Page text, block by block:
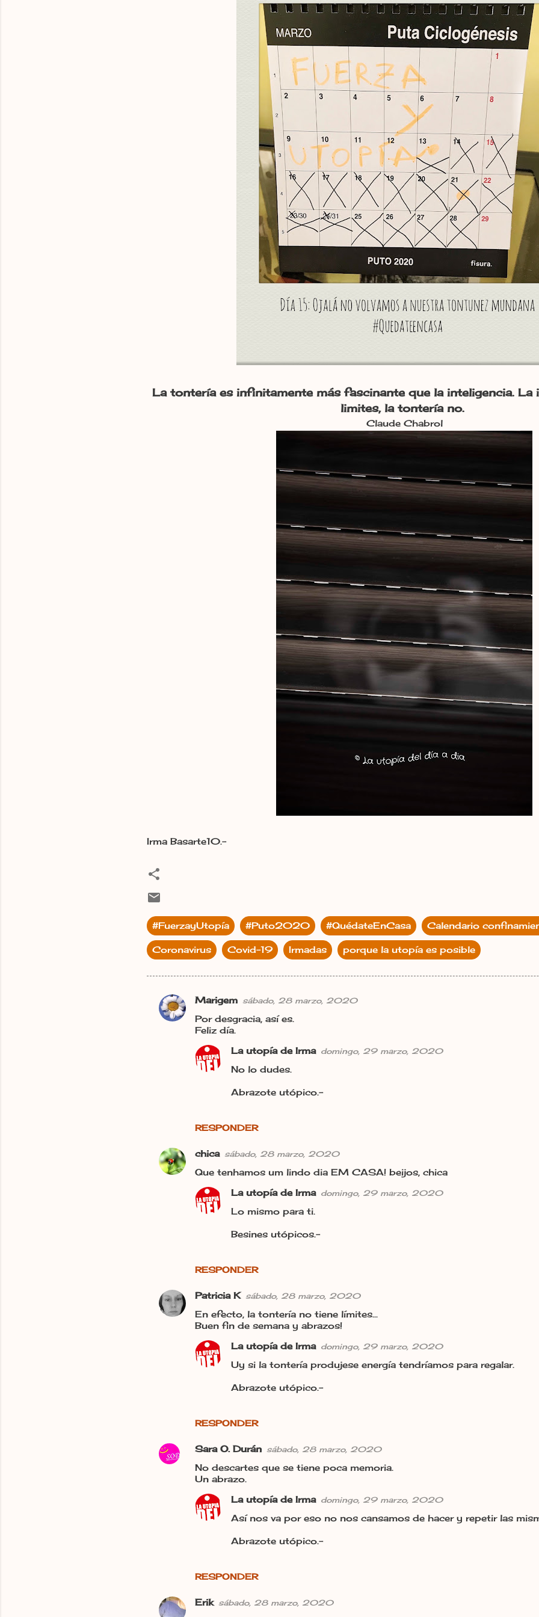
La tontería es infinitamente más fascinante que la inteligencia. La
limites, la tontería no.
Claude Chabrol
Irma Basarte10.-
#FuerzayUtopía #Puto2020 #QuédateEnCasa Calendario
Coronavirus Covid-19 Irmadas porque la utopía es posible
C
o
o
s
Marigem sábado, 28 marzo, 2020
Por desgracia, así es.
Feliz día.
RESPONDER
La utopía de Irma domingo, 29 marzo, 2020
No lo dudes.
Abrazote utópico.-
chica sábado, 28 marzo, 2020
Que tenhamos um lindo dia EM CASA! beijos, chica
RESPONDER
La utopía de Irma domingo, 29 marzo, 2020
Lo mismo para ti.
Besines utópicos.-
Patricia K sábado, 28 marzo, 2020
En efecto, la tontería no tiene límites...
Buen fin de semana y abrazos!
RESPONDER
La utopía de Irma domingo, 29 marzo, 2020
Uy si la tontería produjese energía tendríamos para regalar.
Abrazote utópico.-
Sara O. Durán sábado, 28 marzo, 2020
No descartes que se tiene poca memoria.
Un abrazo.
RESPONDER
La utopía de Irma domingo, 29 marzo, 2020
Así nos va por eso no nos cansamos de hacer y repetir las
Abrazote utópico.-
Erik sábado, 28 marzo, 2020